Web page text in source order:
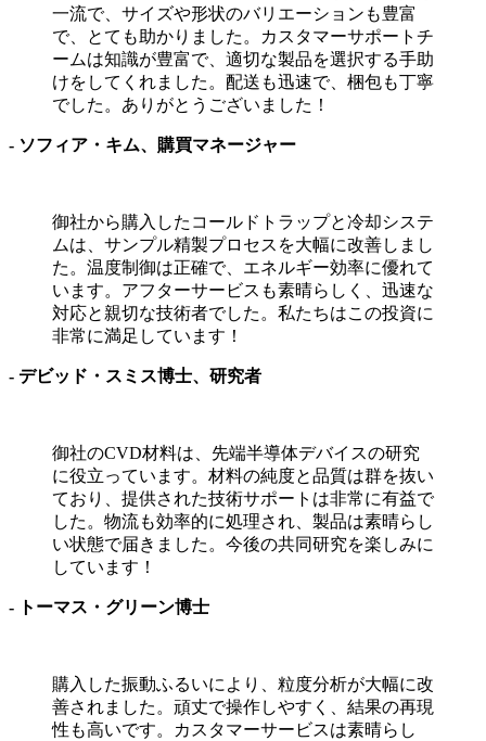
一流で、サイズや形状のバリエーションも豊富
で、とても助かりました。カスタマーサポートチ
ームは知識が豊富で、適切な製品を選択する手助
けをしてくれました。配送も迅速で、梱包も丁寧
でした。ありがとうございました！
- ソフィア・キム、購買マネージャー
御社から購入したコールドトラップと冷却システ
ムは、サンプル精製プロセスを大幅に改善しまし
た。温度制御は正確で、エネルギー効率に優れて
います。アフターサービスも素晴らしく、迅速な
対応と親切な技術者でした。私たちはこの投資に
非常に満足しています！
- デビッド・スミス博士、研究者
御社のCVD材料は、先端半導体デバイスの研究
に役立っています。材料の純度と品質は群を抜い
ており、提供された技術サポートは非常に有益で
した。物流も効率的に処理され、製品は素晴らし
い状態で届きました。今後の共同研究を楽しみに
しています！
- トーマス・グリーン博士
購入した振動ふるいにより、粒度分析が大幅に改
善されました。頑丈で操作しやすく、結果の再現
性も高いです。カスタマーサービスは素晴らし